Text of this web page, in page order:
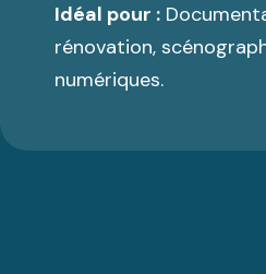
Idéal pour :
rénovation,
numériques.